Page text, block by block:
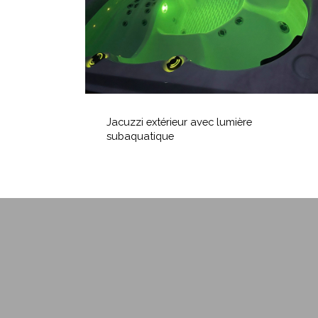
extérieur
avec
Jacuzzi extérieur avec lumière
subaquatique